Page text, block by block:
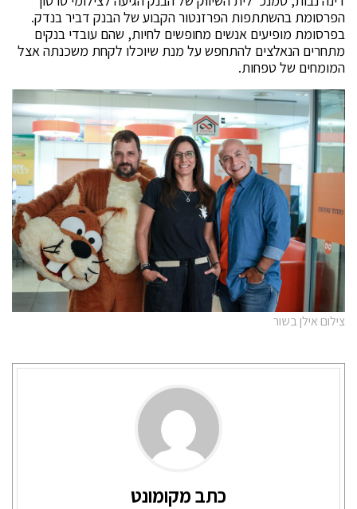
הפרסומת בהשתתפות הפרזנטור הקבוע של הבנק דביר בנדק.
בפרסומת מופיעים אנשים מחופשים לחיות, שהם עובדי בנקים
מתחרים הנאלצים להתחפש על מנת שיוכלו לקחת משכנתה אצל
המומחים של טפחות.
צילום אילן בשור
כתב מקומונט